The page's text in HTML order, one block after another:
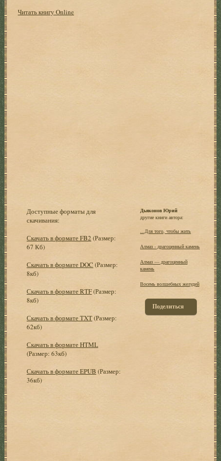
Читать книгу Online
Доступные форматы для
скачивания:
Скачать в формате FB2 (Размер:
67 Кб)
Скачать в формате DOC (Размер:
8кб)
Скачать в формате RTF(Размер:
8кб)
Скачать в формате TXT(Размер:
62кб)
Скачать в формате HTML
(Размер: 63кб)
Скачать в формате EPUB (Размер:
36кб)
Дьяконов Юрий
другие книги автора:
...Для того, чтобы жить
Алмаз - драгоценный камень
Алмаз — драгоценный
камень
Восемь волшебных желудей
Поделиться